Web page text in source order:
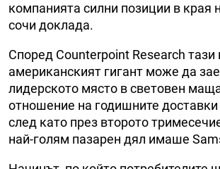
компанията силни позиции в края
сочи доклада.
Според Counterpoint Research тази
американският гигант може да
лидерското място в световен
отношение на годишните доставки
след като през второто
най-голям пазарен дял имаше